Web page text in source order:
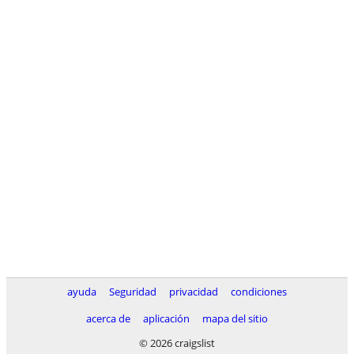
ayuda Seguridad privacidad
condiciones
acerca de
aplicación
mapa del sitio
© 2026 craigslist